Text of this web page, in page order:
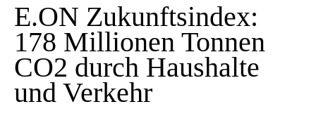
E.ON Zukunftsindex:
178 Millionen Tonnen
CO2 durch Haushalte
und Verkehr